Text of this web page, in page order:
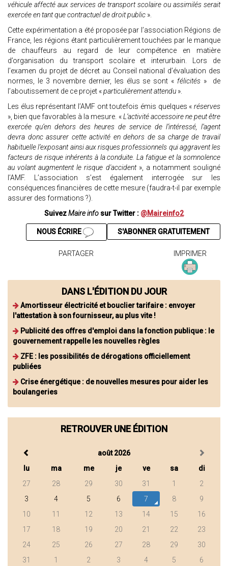
véhicule affecté aux services de transport scolaire ou assimilés serait
exercée en tant que contractuel de droit public ».
Cette expérimentation a été proposée par l’association Régions de
France, les régions étant particulièrement touchées par le manque
de chauffeurs au regard de leur compétence en matière
d’organisation du transport scolaire et interurbain. Lors de
l’examen du projet de décret au Conseil national d’évaluation des
normes, le 3 novembre dernier, les élus se sont « félicités » de
l’aboutissement de ce projet «particulièrement attendu ».
Les élus représentant l’AMF ont toutefois émis quelques « réserves
», bien que favorables à la mesure. «L’activité accessoire ne peut être
exercée qu’en dehors des heures de service de l’intéressé, l’agent
devra donc assurer cette activité en dehors de sa charge de travail
habituelle l’exposant ainsi aux risques professionnels qui aggravent les
facteurs de risque inhérents à la conduite. La fatigue et la somnolence
au volant augmentent le risque d'accident », a notamment souligné
l’AMF. L’association s’est également interrogée sur les
conséquences financières de cette mesure (faudra-t-il par exemple
assurer des formations ?).
SuivezMaire info sur Twitter : @Maireinfo2
S'ABONNER GRATUITEMENT
NOUS ÉCRIRE
PARTAGER IMPRIMER
DANS L'ÉDITION DU JOUR
Amortisseur électricité et bouclier tarifaire : envoyer
l'attestation à son fournisseur, au plus vite !
Publicité des offres d'emploi dans la fonction publique : le
gouvernement rappelle les nouvelles règles
ZFE : les possibilités de dérogations officiellement
publiées
Crise énergétique : de nouvelles mesures pour aider les
boulangeries
RETROUVER UNE ÉDITION
août 2026
lu
ma me je ve sa
di
27
28 29 30 31 1
2
3
4 5 6 7 8
9
10
11 12 13 14 15
16
17
18 19 20 21 22
23
24
25 26 27 28 29
30
31
1 2 3 4 5 6